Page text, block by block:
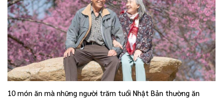
10 món ăn mà những người trăm tuổi Nhật Bản thường ăn